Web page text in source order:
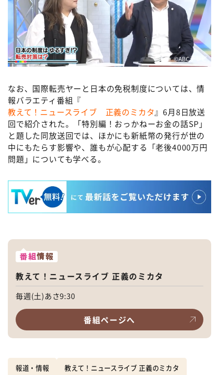
©️ABCテレビ
なお、国際転売ヤーと日本の免税制度については、情
報バラエティ番組『
教えて！ニュースライブ 正義のミカタ』6月8日放送
回で紹介された。「特別編！おっかねーお金の話SP」
と題した同放送回では、ほかにも新紙幣の発行が世の
中にもたらす影響や、誰もが心配する「老後4000万円
問題」についても学べる。
番組情報
教えて！ニュースライブ 正義のミカタ
毎週(土)あさ9:30
番組ページへ
報道・情報 教えて！ニュースライブ 正義のミカタ